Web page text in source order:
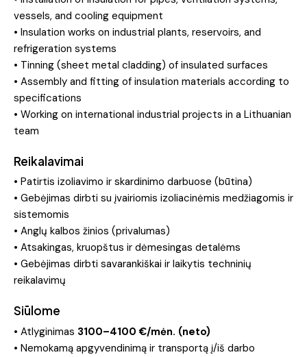
vessels, and cooling equipment
• Insulation works on industrial plants, reservoirs, and
refrigeration systems
• Tinning (sheet metal cladding) of insulated surfaces
• Assembly and fitting of insulation materials according to
specifications
• Working on international industrial projects in a Lithuanian
team
Reikalavimai
• Patirtis izoliavimo ir skardinimo darbuose (būtina)
• Gebėjimas dirbti su įvairiomis izoliacinėmis medžiagomis ir
sistemomis
• Anglų kalbos žinios (privalumas)
• Atsakingas, kruopštus ir dėmesingas detalėms
• Gebėjimas dirbti savarankiškai ir laikytis techninių
reikalavimų
Siūlome
• Atlyginimas 3100–4100 €/mėn. (neto)
• Nemokamą apgyvendinimą ir transportą į/iš darbo